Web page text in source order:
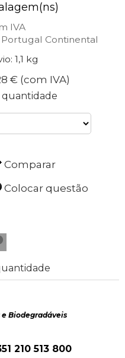
IVA
Portugal Continental
1,1 kg
€ (com IVA)
quantidade
Comparar
Colocar questão
Biodegradáveis
210 513 800